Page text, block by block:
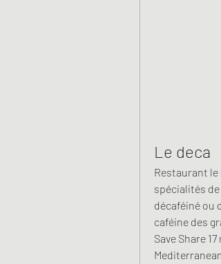
Le deca
Restaurant le
spécialités
décaféiné ou
caféine des
Save Share